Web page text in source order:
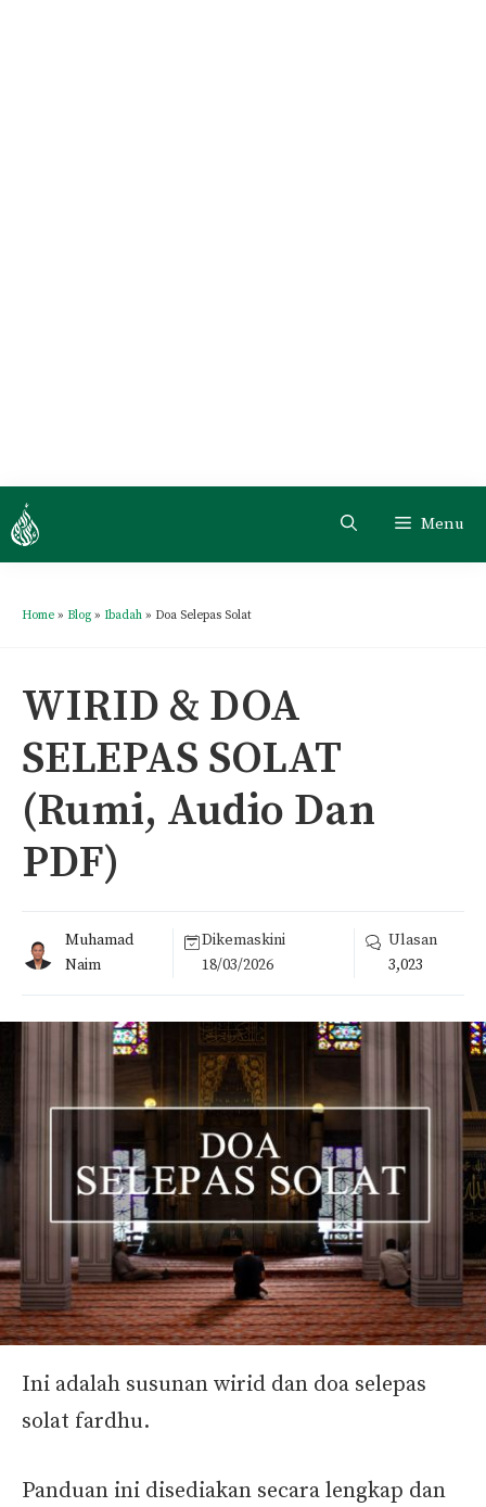
Menu
Home » Blog » Ibadah » Doa Selepas Solat
WIRID & DOA
SELEPAS SOLAT
(Rumi, Audio Dan
PDF)
Muhamad
Naim
Dikemaskini
18/03/2026
Ulasan
3,023
Ini adalah susunan wirid dan doa selepas
solat fardhu.
Panduan ini disediakan secara lengkap dan